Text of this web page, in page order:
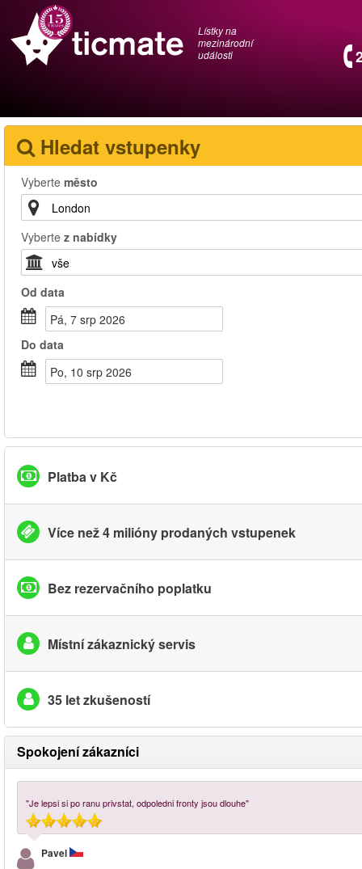
Lístky na
mezinárodní
události
Hledat vstupenky
Vyberte město
Vyberte z nabídky
Od data
Pá, 7 srp 2026
Do data
Po, 10 srp 2026
Platba v Kč
Více než 4 milióny prodaných vstupenek
Bez rezervačního poplatku
Místní zákaznický servis
35 let zkušeností
Spokojení zákazníci
"Je lepsi si po ranu privstat, odpoledni fronty jsou dlouhe"
Pavel